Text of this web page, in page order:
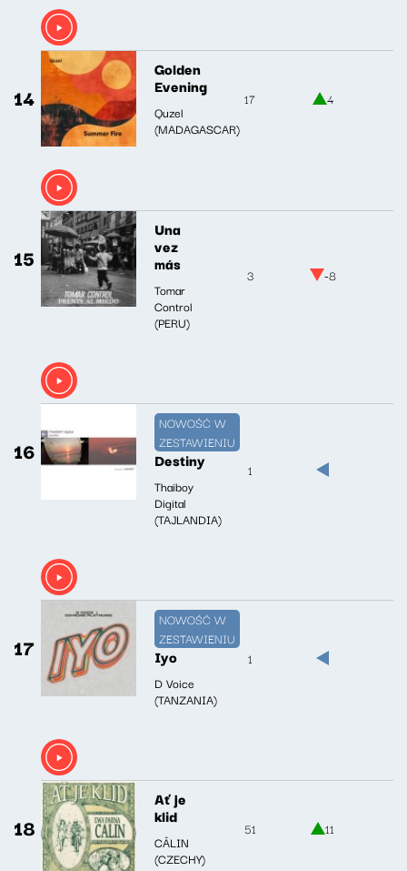
14
Golden
Evening
Quzel
(MADAGASCAR)
17 4
15
Una
vez
más
Tomar
Control
(PERU)
3 -8
16
NOWOŚĆ W
ZESTAWIENIU
Destiny
Thaiboy
Digital
(TAJLANDIA)
1
17
NOWOŚĆ W
ZESTAWIENIU
Iyo
D Voice
(TANZANIA)
1
18
Ať je
klid
CÂLIN
(CZECHY)
51 11